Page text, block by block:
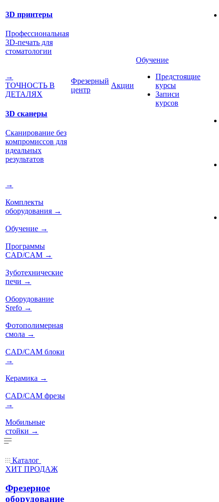
3D принтеры
Профессиональная
3D-печать для
стоматологии
→
ТОЧНОСТЬ В
ДЕТАЛЯХ
3D сканеры
Сканирование без
компромиссов для
идеальных
результатов
→
Комплекты
оборудования →
Обучение →
Программы
CAD/CAM →
Зуботехнические
печи →
Оборудование
Srefo →
Фотополимерная
смола →
CAD/CAM блоки
→
Керамика →
CAD/CAM фрезы
→
Мобильные
стойки →
Фрезерный
центр
Акции
Обучение
Предстоящие
курсы
Записи
курсов
Каталог
ХИТ ПРОДАЖ
Фрезерное
оборудование